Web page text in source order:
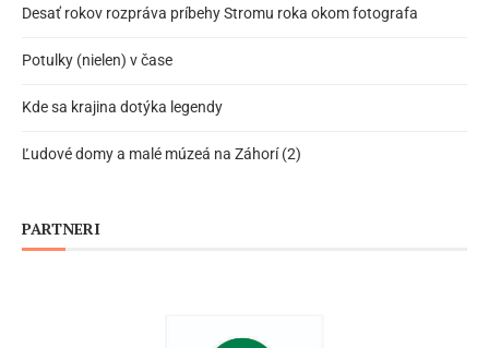
Desať rokov rozpráva príbehy Stromu roka okom fotografa
Potulky (nielen) v čase
Kde sa krajina dotýka legendy
Ľudové domy a malé múzeá na Záhorí (2)
PARTNERI